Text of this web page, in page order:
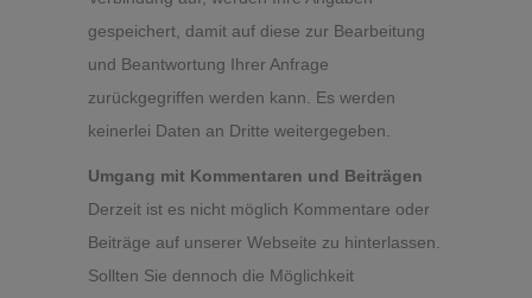
gespeichert, damit auf diese zur Bearbeitung
und Beantwortung Ihrer Anfrage
zurückgegriffen werden kann. Es werden
keinerlei Daten an Dritte weitergegeben.
Umgang mit Kommentaren und Beiträgen
Derzeit ist es nicht möglich Kommentare oder
Beiträge auf unserer Webseite zu hinterlassen.
Sollten Sie dennoch die Möglichkeit